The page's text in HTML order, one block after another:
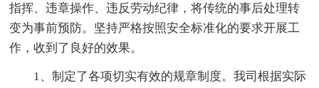
指挥、违章操作、违反劳动纪律，将传统的事后处理转
变为事前预防。坚持严格按照安全标准化的要求开展工
作，收到了良好的效果。
1、制定了各项切实有效的规章制度。我司根据实际